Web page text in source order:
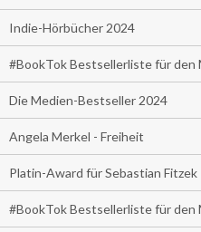
Indie-Hörbücher 2024
#BookTok Bestsellerliste für den
Die Medien-Bestseller 2024
Angela Merkel - Freiheit
Platin-Award für Sebastian Fitzek
#BookTok Bestsellerliste für